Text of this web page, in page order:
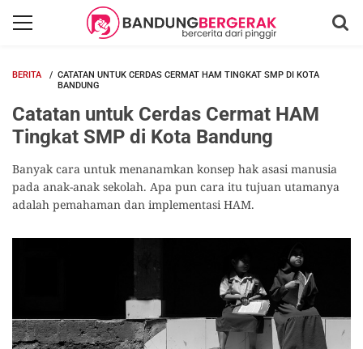
BERITA
CATATAN UNTUK CERDAS CERMAT HAM TINGKAT SMP DI KOTA
BANDUNG
Catatan untuk Cerdas Cermat HAM
Tingkat SMP di Kota Bandung
Banyak cara untuk menanamkan konsep hak asasi manusia
pada anak-anak sekolah. Apa pun cara itu tujuan utamanya
adalah pemahaman dan implementasi HAM.